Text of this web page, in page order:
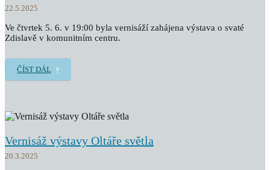
22.5.2025
Ve čtvrtek 5. 6. v 19:00 byla vernisáží zahájena výstava o svaté
Zdislavě v komunitním centru.
ČÍST DÁL
Vernisáž výstavy Oltáře světla
20.3.2025